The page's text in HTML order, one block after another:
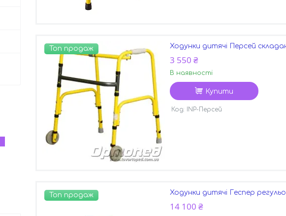
Топ продаж Ходунки дитячі Персей
3 550 ₴
В наявності
Купити
INP-Персей
Топ продаж Ходунки дитячі Геспер
14 100 ₴